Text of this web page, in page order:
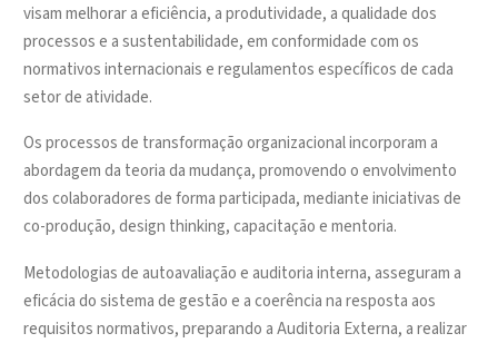
visam melhorar a eficiência, a produtividade, a qualidade dos
processos e a sustentabilidade, em conformidade com os
normativos internacionais e regulamentos específicos de cada
setor de atividade.
Os processos de transformação organizacional incorporam a
abordagem da teoria da mudança, promovendo o envolvimento
dos colaboradores de forma participada, mediante iniciativas de
co-produção, design thinking, capacitação e mentoria.
Metodologias de autoavaliação e auditoria interna, asseguram a
eficácia do sistema de gestão e a coerência na resposta aos
requisitos normativos, preparando a Auditoria Externa, a realizar